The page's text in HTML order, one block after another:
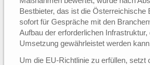
Bestbieter, das ist die Österreichische
sofort für Gespräche mit den
Aufbau der erforderlichen
Umsetzung gewährleistet werden
Um die EU-Richtlinie zu erfüllen,